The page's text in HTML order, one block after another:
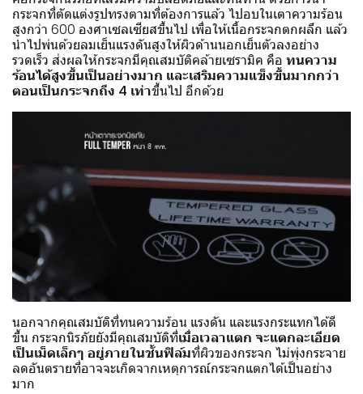
กระจกที่ตัดแต่งรูปทรงตามที่ต้องการแล้ว ไปอบในเตาความร้อน
สูงกว่า 600 องศาเซลเซียสขึ้นไป เพื่อให้เนื้อกระจกตกผลึก แล้ว
นำไปพ่นด้วยลมเย็นแรงดันสูงให้ผิวด้านนอกเย็นตัวลงอย่าง
รวดเร็ว ส่งผลให้กระจกมีคุณสมบัติคล้ายเซรามิค คือ ทนความ
ร้อนได้สูงขึ้นเป็นอย่างมาก และเสริมความแข็งขึ้นมากกว่า
ตอนเป็นกระจกถึง 4 เท่าขึ้นไป อีกด้วย
นอกจากคุณสมบัติที่ทนความร้อน แรงดัน และแรงกระแทกได้ดี
ขึ้น กระจกนิรภัยยังมีคุณสมบัติที่เมื่อเวลาแตก จะแตกละเอียด
เป็นเม็ดเล็กๆ อยู่ภายในชั้นฟิล์มที่ผิวของกระจก ไม่พุ่งกระจาย
ลดอันตรายที่อาจจะเกิดจากเหตุการณ์กระจกแตกได้เป็นอย่าง
มาก